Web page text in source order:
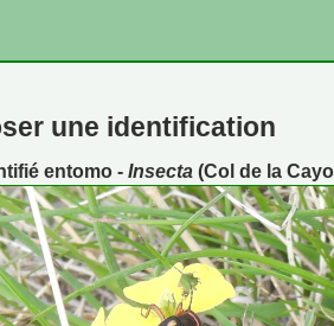
une identification
entomo -Insecta (Col de la